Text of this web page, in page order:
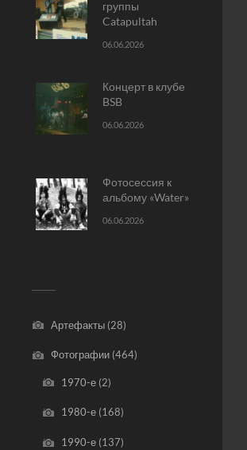
группы
Catapultah
06.06.2026
Концерт в клубе
BSB
06.06.2026
Фотосессия к
альбому «Water»
06.06.2026
Артефакты (28)
Фотографии (464)
1970-е(2)
1980-е(168)
1990-е(137)